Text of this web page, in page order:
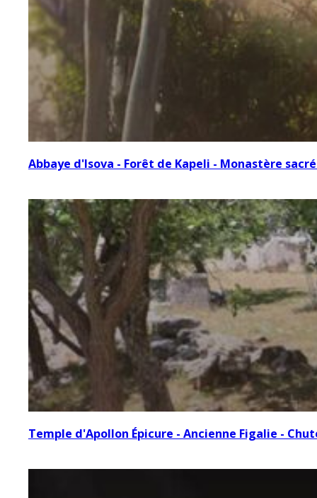
Abbaye d'Isova - Forêt de Kapeli - Monastère
Temple d'Apollon Épicure - Ancienne Figalie -